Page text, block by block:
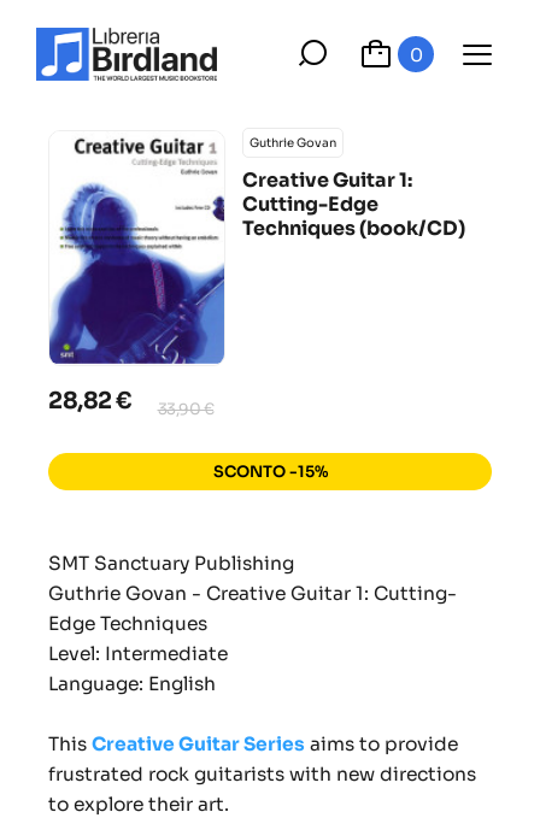
0
Guthrie Govan
Creative Guitar 1:
Cutting-Edge
Techniques (book/CD)
28,82 € 33,90 €
SCONTO -15%
SMT Sanctuary Publishing
Guthrie Govan - Creative Guitar 1: Cutting-
Edge Techniques
Level: Intermediate
Language: English
This Creative Guitar Series aims to provide
frustrated rock guitarists with new directions
to explore their art.